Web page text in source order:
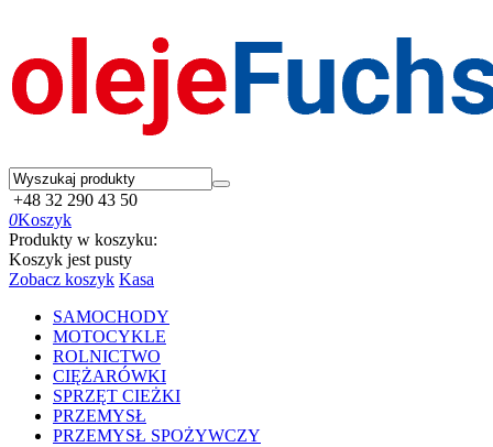
+48 32 290 43 50
0Koszyk
Produkty w koszyku:
Koszyk jest pusty
Zobacz koszyk Kasa
SAMOCHODY
MOTOCYKLE
ROLNICTWO
CIĘŻARÓWKI
SPRZĘT CIEŻKI
PRZEMYSŁ
PRZEMYSŁ SPOŻYWCZY